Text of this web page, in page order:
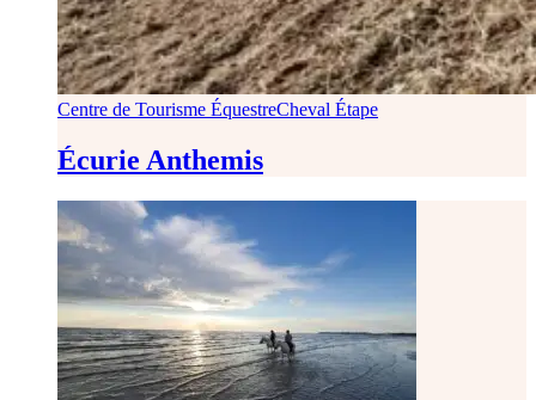
Centre de Tourisme ÉquestreCheval Étape
Écurie Anthemis